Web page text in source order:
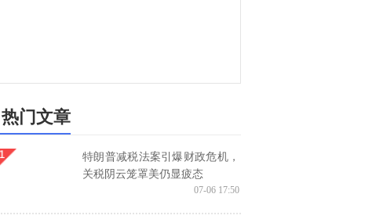
热门文章
特朗普减税法案引爆财政危机，
关税阴云笼罩美仍显疲态
07-06 17:50